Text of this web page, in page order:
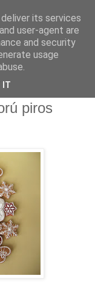
piros
its services
user-agent are
and security
usage
IT